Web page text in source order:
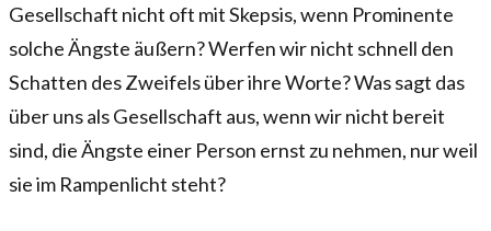
Gesellschaft nicht oft mit Skepsis, wenn Prominente
solche Ängste äußern? Werfen wir nicht schnell den
Schatten des Zweifels über ihre Worte? Was sagt das
über uns als Gesellschaft aus, wenn wir nicht bereit
sind, die Ängste einer Person ernst zu nehmen, nur weil
sie im Rampenlicht steht?